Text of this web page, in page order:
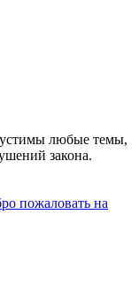
любые темы,
закона.
пожаловать на